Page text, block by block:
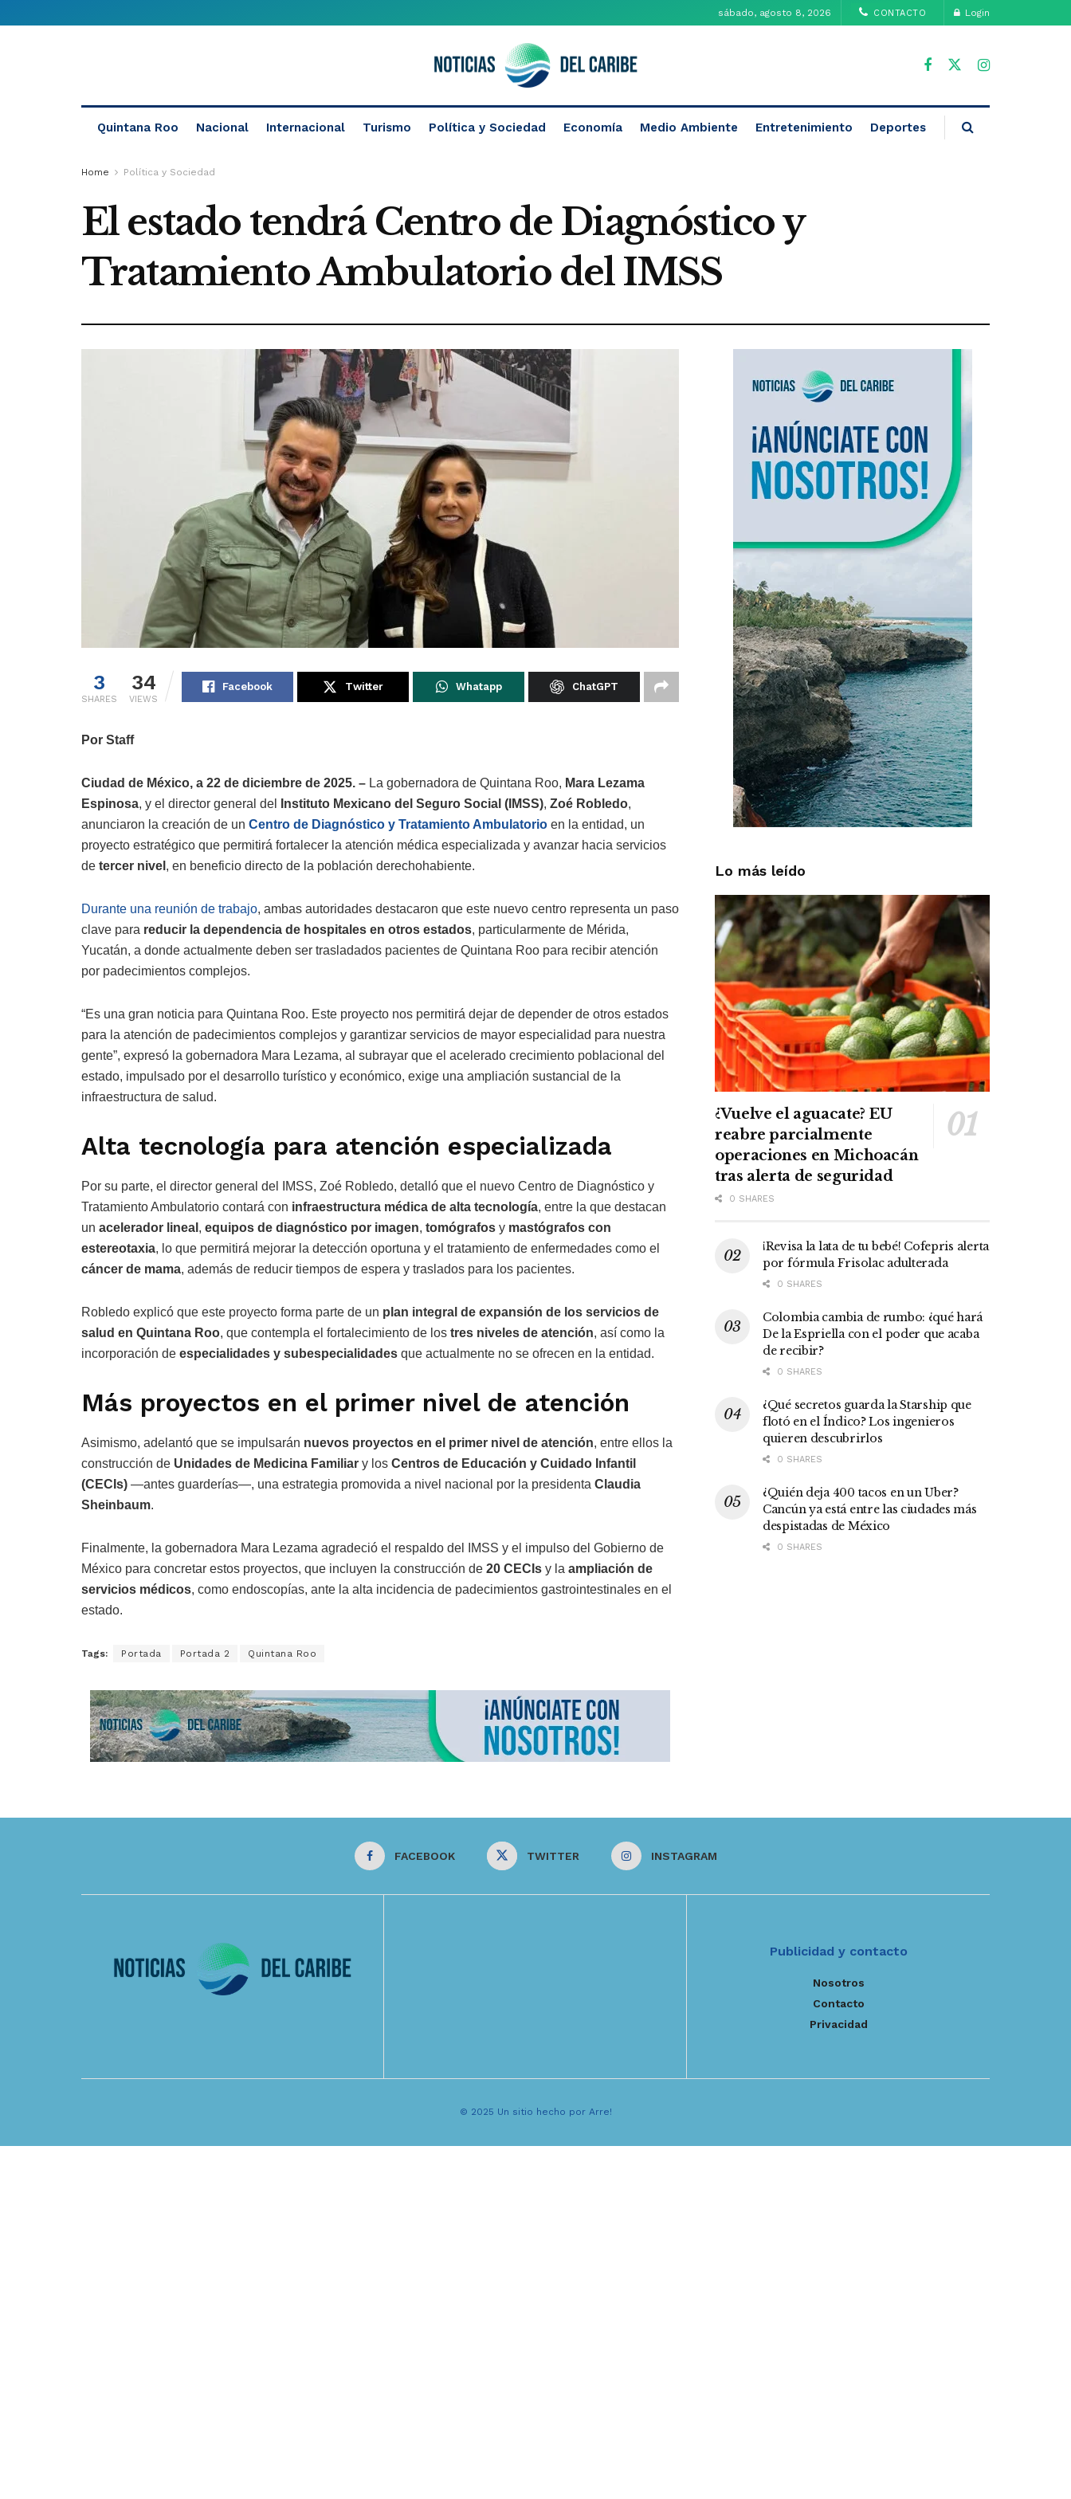
sábado, agosto 8, 2026 CONTACTO Login
Quintana Roo Nacional Internacional Turismo Política y Sociedad Economía Medio Ambiente Entretenimiento Deportes
Home Política y Sociedad
El estado tendrá Centro de Diagnóstico y
Tratamiento Ambulatorio del IMSS
3
SHARES
34
VIEWS
Facebook Twitter Whatapp ChatGPT
Por Staff
Ciudad de México, a 22 de diciembre de 2025. – La gobernadora de Quintana Roo, Mara Lezama
Espinosa, y el director general del Instituto Mexicano del Seguro Social (IMSS), Zoé Robledo,
anunciaron la creación de un Centro de Diagnóstico y Tratamiento Ambulatorio en la entidad, un
proyecto estratégico que permitirá fortalecer la atención médica especializada y avanzar hacia servicios
de tercer nivel , en beneficio directo de la población derechohabiente.
Durante una reunión de trabajo, ambas autoridades destacaron que este nuevo centro representa un paso
clave para reducir la dependencia de hospitales en otros estados, particularmente de Mérida,
Yucatán, a donde actualmente deben ser trasladados pacientes de Quintana Roo para recibir atención
por padecimientos complejos.
“Es una gran noticia para Quintana Roo. Este proyecto nos permitirá dejar de depender de otros estados
para la atención de padecimientos complejos y garantizar servicios de mayor especialidad para nuestra
gente”, expresó la gobernadora Mara Lezama, al subrayar que el acelerado crecimiento poblacional del
estado, impulsado por el desarrollo turístico y económico, exige una ampliación sustancial de la
infraestructura de salud.
Alta tecnología para atención especializada
Por su parte, el director general del IMSS, Zoé Robledo, detalló que el nuevo Centro de Diagnóstico y
Tratamiento Ambulatorio contará con infraestructura médica de alta tecnología, entre la que destacan
un acelerador lineal , equipos de diagnóstico por imagen, tomógrafos y mastógrafos con
estereotaxia, lo que permitirá mejorar la detección oportuna y el tratamiento de enfermedades como el
cáncer de mama, además de reducir tiempos de espera y traslados para los pacientes.
Robledo explicó que este proyecto forma parte de un plan integral de expansión de los servicios de
salud en Quintana Roo, que contempla el fortalecimiento de los tres niveles de atención, así como la
incorporación de especialidades y subespecialidades que actualmente no se ofrecen en la entidad.
Más proyectos en el primer nivel de atención
Asimismo, adelantó que se impulsarán nuevos proyectos en el primer nivel de atención, entre ellos la
construcción de Unidades de Medicina Familiar y los Centros de Educación y Cuidado Infantil
(CECIs) —antes guarderías—, una estrategia promovida a nivel nacional por la presidenta Claudia
Sheinbaum.
Finalmente, la gobernadora Mara Lezama agradeció el respaldo del IMSS y el impulso del Gobierno de
México para concretar estos proyectos, que incluyen la construcción de 20 CECIs y la ampliación de
servicios médicos, como endoscopías, ante la alta incidencia de padecimientos gastrointestinales en el
estado.
Tags: Portada Portada 2 Quintana Roo
Lo más leído
¿Vuelve el aguacate? EU
reabre parcialmente
operaciones en Michoacán
tras alerta de seguridad
0 SHARES
¡Revisa la lata de tu bebé! Cofepris alerta
por fórmula Frisolac adulterada
0 SHARES
Colombia cambia de rumbo: ¿qué hará
De la Espriella con el poder que acaba
de recibir?
0 SHARES
¿Qué secretos guarda la Starship que
flotó en el Índico? Los ingenieros
quieren descubrirlos
0 SHARES
¿Quién deja 400 tacos en un Uber?
Cancún ya está entre las ciudades más
despistadas de México
0 SHARES
FACEBOOK TWITTER INSTAGRAM
Publicidad y contacto
Nosotros
Contacto
Privacidad
© 2025 Un sitio hecho por Arre!